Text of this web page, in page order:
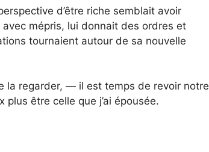
d’être riche semblait avoir
mépris, lui donnait des ordres et
tournaient autour de sa nouvelle
la regarder, — il est temps de revoir notre
être celle que j’ai épousée.